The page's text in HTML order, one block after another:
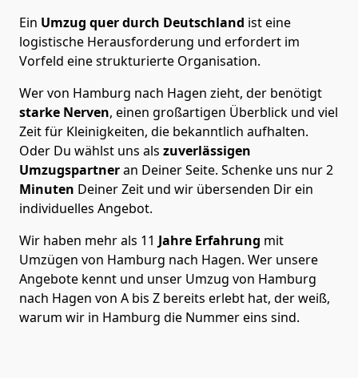
Ein Umzug quer durch Deutschland ist eine
logistische Herausforderung und erfordert im
Vorfeld eine strukturierte Organisation.
Wer von Hamburg nach Hagen zieht, der benötigt
starke Nerven, einen großartigen Überblick und viel
Zeit für Kleinigkeiten, die bekanntlich aufhalten.
Oder Du wählst uns als zuverlässigen
Umzugspartneran Deiner Seite. Schenke uns nur2
Minuten Deiner Zeit und wir übersenden Dir ein
individuelles Angebot.
Wir haben mehr als 11 Jahre Erfahrung mit
Umzügen von Hamburg nach Hagen. Wer unsere
Angebote kennt und unser Umzug von Hamburg
nach Hagen von A bis Z bereits erlebt hat, der weiß,
warum wir in Hamburg die Nummer eins sind.